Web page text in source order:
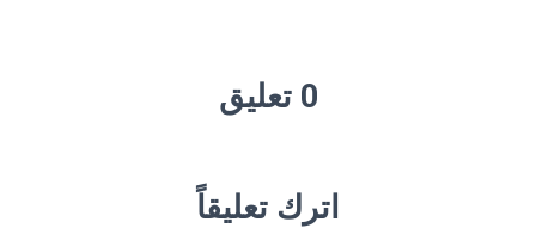
0 تعليق
اترك تعليقاً